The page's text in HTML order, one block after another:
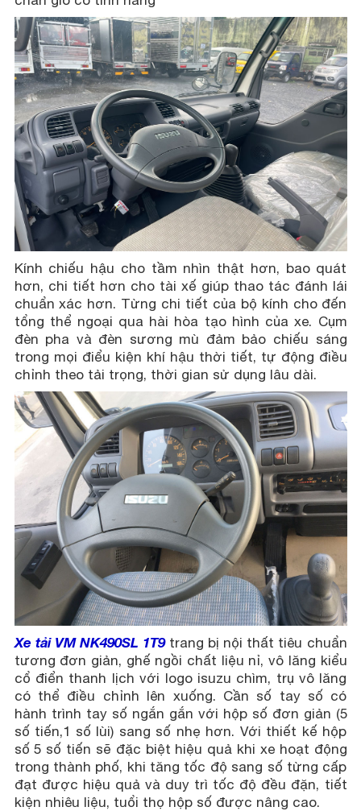
Kính chiếu hậu cho tầm nhìn thật hơn, bao quát
hơn, chi tiết hơn cho tài xế giúp thao tác đánh lái
chuẩn xác hơn. Từng chi tiết của bộ kính cho đến
tổng thể ngoại qua hài hòa tạo hình của xe. Cụm
đèn pha và đèn sương mù đảm bảo chiếu sáng
trong mọi điểu kiện khí hậu thời tiết, tự động điều
chỉnh theo tải trọng, thời gian sử dụng lâu dài.
Xe tải VM NK490SL 1T9trang bị nội thất tiêu chuẩn
tương đơn giản, ghế ngồi chất liệu nỉ, vô lăng kiểu
cổ điển thanh lịch với logo isuzu chìm, trụ vô lăng
có thể điều chỉnh lên xuống. Cần số tay số có
hành trình tay số ngắn gắn với hộp số đơn giản (5
số tiến,1 số lùi) sang số nhẹ hơn. Với thiết kế hộp
số 5 số tiến sẽ đặc biệt hiệu quả khi xe hoạt động
trong thành phố, khi tăng tốc độ sang số từng cấp
đạt được hiệu quả và duy trì tốc độ đều đặn, tiết
kiện nhiêu liệu, tuổi thọ hộp số được nâng cao.